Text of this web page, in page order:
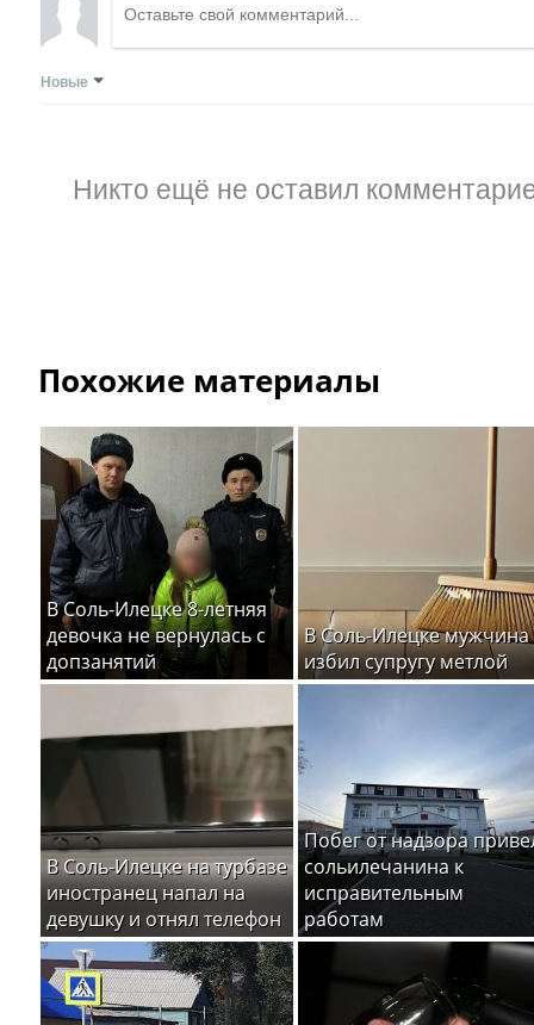
Новые
Никто ещё не оставил
Похожие материалы
В Соль-Илецке 8-летняя
девочка не вернулась с
допзанятий
В Соль-Илецке мужчина
избил супругу метлой
В Соль-Илецке на турбазе
иностранец напал на
девушку и отнял телефон
Побег от надзора
сольилечанина к
исправительным
работам